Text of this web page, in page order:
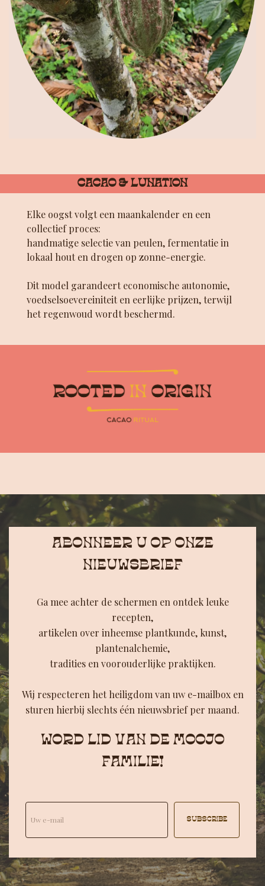
CACAO & LUNATION
Elke oogst volgt een maankalender en een
collectief proces:
handmatige selectie van peulen, fermentatie in
lokaal hout en drogen op zonne-energie.
Dit model garandeert economische autonomie,
voedselsoevereiniteit en eerlijke prijzen, terwijl
het regenwoud wordt beschermd.
ABONNEER U OP ONZE
NIEUWSBRIEF
Ga mee achter de schermen en ontdek leuke
recepten,
artikelen over inheemse plantkunde, kunst,
plantenalchemie,
tradities en voorouderlijke praktijken.
Wij respecteren het heiligdom van uw e-mailbox en
sturen hierbij slechts één nieuwsbrief per maand.
WORD LID VAN DE MOOJO
FAMILIE!
SUBSCRIBE